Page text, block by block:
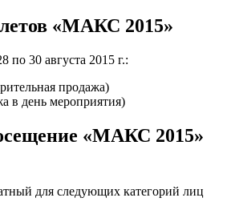
«МАКС 2015»
по 30 августа 2015 г.:
продажа)
в день мероприятия)
«МАКС 2015»
для следующих категорий лиц